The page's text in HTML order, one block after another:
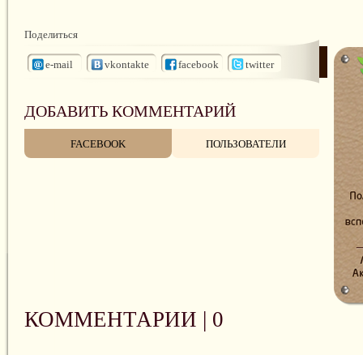
Поделиться
e-mail vkontakte facebook twitter
ДОБАВИТЬ КОММЕНТАРИЙ
FACEBOOK ПОЛЬЗОВАТЕЛИ
КОММЕНТАРИИ | 0